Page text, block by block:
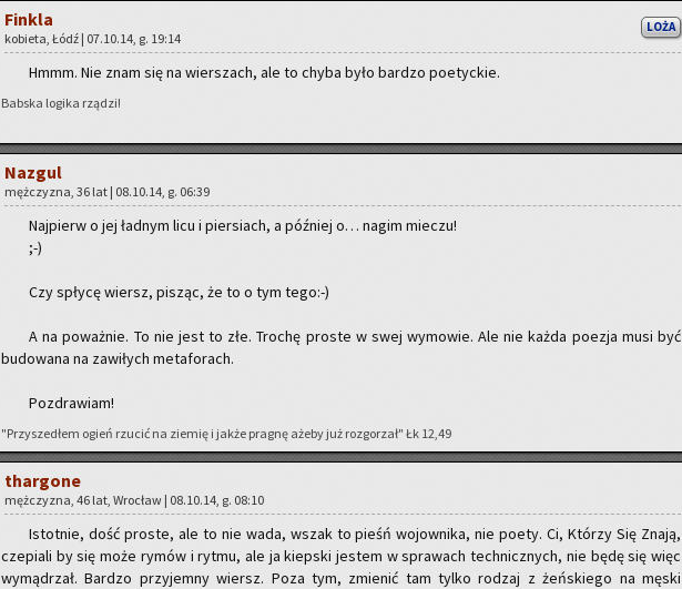
LOŻA
Fin­kla
ko­bie­ta, Łódź | 07.10.14, g. 19:14
Hmmm. Nie znam się na wier­szach, ale to chyba było bar­dzo po­etyc­kie.
Bab­ska lo­gi­ka rzą­dzi!
Na­zgul
męż­czy­zna, 36 lat | 08.10.14, g. 06:39
Naj­pierw o jej ład­nym licu i pier­siach, a póź­niej o… nagim mie­czu!
;-)
Czy spły­cę wiersz, pi­sząc, że to o tym tego:-)
A na po­waż­nie. To nie jest to złe. Tro­chę pro­ste w swej wy­mo­wie. Ale nie każda po­ezja musi być
bu­do­wa­na na za­wi­łych me­ta­fo­rach.
Po­zdra­wiam!
"Przy­sze­dłem ogień rzu­cić na zie­mię i jakże pra­gnę ażeby już roz­go­rzał" Łk 12,49
thar­go­ne
męż­czy­zna, 46 lat, Wro­cław | 08.10.14, g. 08:10
Istot­nie, dość pro­ste, ale to nie wada, wszak to pieśń wo­jow­ni­ka, nie poety. Ci, Któ­rzy Się Znają,
cze­pia­li by się może rymów i rytmu, ale ja kiep­ski je­stem w spra­wach tech­nicz­nych, nie będę się więc
wy­mą­drzał. Bar­dzo przy­jem­ny wiersz. Poza tym, zmie­nić tam tylko ro­dzaj z żeń­skie­go na męski